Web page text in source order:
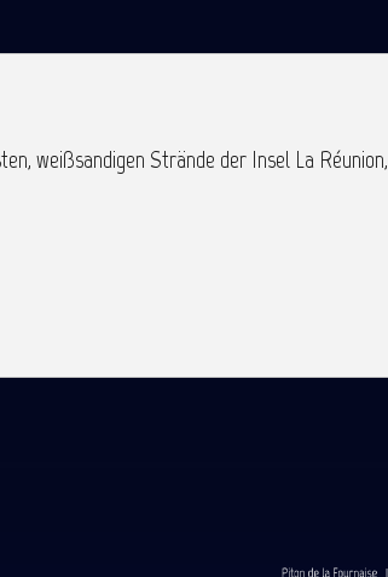
weißsandigen Strände der Insel La Réunion,